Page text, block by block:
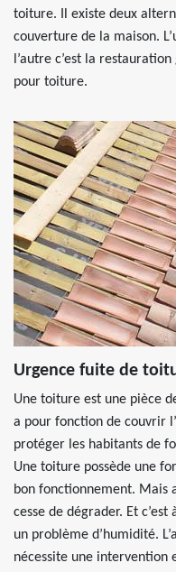
toiture. Il existe deux
couverture de la maison.
l’autre c’est la
pour toiture.
Urgence fuite de
Une toiture est une pièce
a pour fonction de couvrir
protéger les habitants de
Une toiture possède une
bon fonctionnement. Mais
cesse de dégrader. Et
un problème d’humidité.
nécessite une intervention